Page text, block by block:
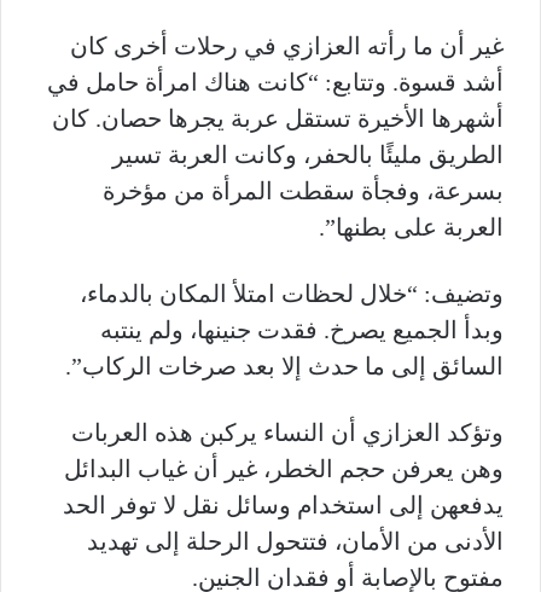
غير أن ما رأته العزازي في رحلات أخرى كان
أشد قسوة. وتتابع: “كانت هناك امرأة حامل في
أشهرها الأخيرة تستقل عربة يجرها حصان. كان
الطريق مليئًا بالحفر، وكانت العربة تسير
بسرعة، وفجأة سقطت المرأة من مؤخرة
العربة على بطنها”.
وتضيف: “خلال لحظات امتلأ المكان بالدماء،
وبدأ الجميع يصرخ. فقدت جنينها، ولم ينتبه
السائق إلى ما حدث إلا بعد صرخات الركاب”.
وتؤكد العزازي أن النساء يركبن هذه العربات
وهن يعرفن حجم الخطر، غير أن غياب البدائل
يدفعهن إلى استخدام وسائل نقل لا توفر الحد
الأدنى من الأمان، فتتحول الرحلة إلى تهديد
مفتوح بالإصابة أو فقدان الجنين.